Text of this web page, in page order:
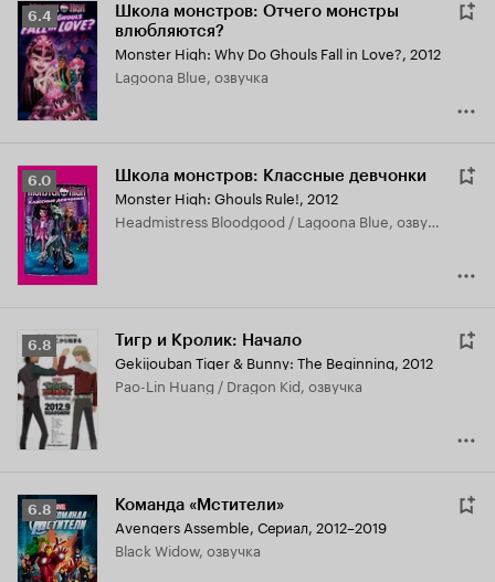
Рейтинг
Кинопоиска
6.4
6.4
Школа монстров: Отчего монстры
влюбляются?
Monster High: Why Do Ghouls Fall in Love?, 2012
Lagoona Blue, озвучка
Рейтинг
Кинопоиска
6.0
6.0 Школа монстров: Классные девчонки
Monster High: Ghouls Rule!, 2012
Headmistress Bloodgood / Lagoona Blue, озвучка
Рейтинг
Кинопоиска
6.8
6.8 Тигр и Кролик: Начало
Gekijouban Tiger & Bunny: The Beginning, 2012
Pao-Lin Huang / Dragon Kid, озвучка
Рейтинг
Кинопоиска
6.8
6.8 Команда «Мстители»
Avengers Assemble, Сериал, 2012–2019
Black Widow, озвучка